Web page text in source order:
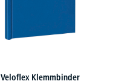
Veloflex Klemmbinder